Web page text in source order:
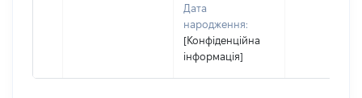
Дата
народження:
[Конфіденційна
інформація]